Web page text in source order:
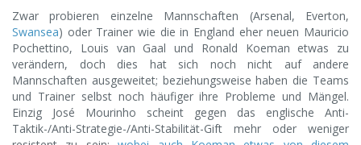
Zwar probieren einzelne Mannschaften (Arsenal, Everton,
Swansea) oder Trainer wie die in England eher neuen Mauricio
Pochettino, Louis van Gaal und Ronald Koeman etwas zu
verändern, doch dies hat sich noch nicht auf andere
Mannschaften ausgeweitet; beziehungsweise haben die Teams
und Trainer selbst noch häufiger ihre Probleme und Mängel.
Einzig José Mourinho scheint gegen das englische Anti-
Taktik-/Anti-Strategie-/Anti-Stabilität-Gift mehr oder weniger